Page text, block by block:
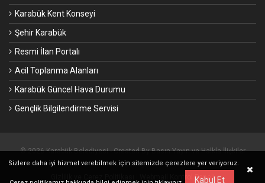
Karabük Kent Konseyi
Şehir Karabük
Resmi İlan Portalı
Acil Toplanma Alanları
Karabük Güncel Hava Durumu
Gençlik Bilgilendirme Servisi
© 2026 Karabük Belediyesi - Created By Basın Yayın ve Halkla İlişkiler
Müdürlüğü.
Webmail Kontrol Paneli
Sizlere daha iyi hizmet verebilmek için sitemizde çerezlere yer veriyoruz.
Kabul Et